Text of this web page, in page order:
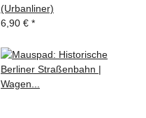
(Urbanliner)
6,90 € *